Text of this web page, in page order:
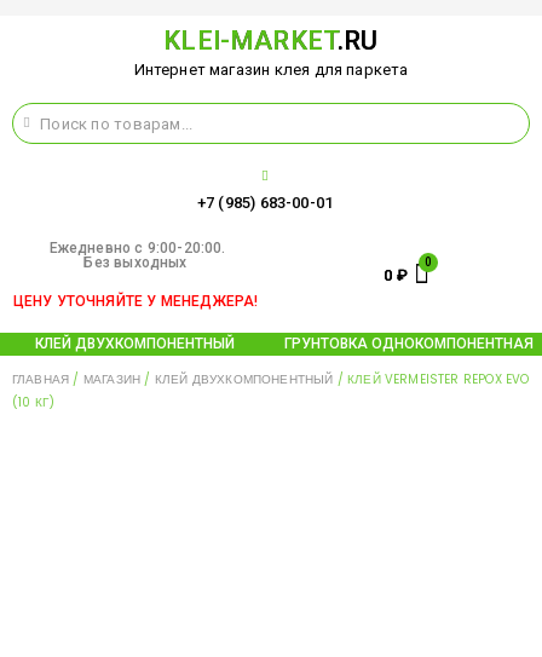
KLEI-MARKET.RU
Интернет магазин клея для паркета
+7 (985) 683-00-01
Ежедневно c 9:00-20:00.
Без выходных
ЦЕНУ УТОЧНЯЙТЕ У МЕНЕДЖЕРА!
0 ₽
КЛЕЙ ДВУХКОМПОНЕНТНЫЙ ГРУНТОВКА ОДНОКОМПОНЕНТНАЯ
ГЛАВНАЯ / МАГАЗИН / КЛЕЙ ДВУХКОМПОНЕНТНЫЙ / КЛЕЙ VERMEISTER REPOX EVO
(10 КГ)